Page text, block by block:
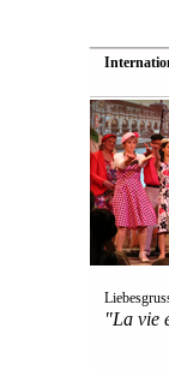
"La vie